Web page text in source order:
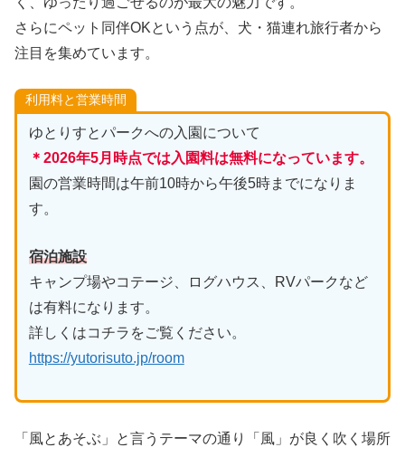
さらにペット同伴OKという点が、犬・猫連れ旅行者から
注目を集めています。
利用料と営業時間
ゆとりすとパークへの入園について
＊2026年5月時点では入園料は無料になっています。
園の営業時間は午前10時から午後5時までになりま
す。
宿泊施設
キャンプ場やコテージ、ログハウス、RVパークなど
は有料になります。
詳しくはコチラをご覧ください。
https://yutorisuto.jp/room
「風とあそぶ」と言うテーマの通り「風」が良く吹く場所